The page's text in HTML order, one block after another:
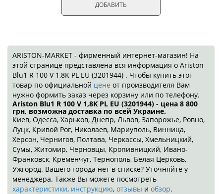
ДОБАВИТЬ
ARISTON-MARKET - фирменный интернет-магазин! На
этой странице представлена вся информация о Ariston
Blu1 R 100 V 1,8K PL EU (3201944) . Чтобы купить этот
товар по официальной цене от производителя Вам
нужно формить заказ через корзину или по телефону.
Ariston Blu1 R 100 V 1,8K PL EU (3201944) - цена 8 800
грн, возможна доставка по всей Украине.
Киев, Одесса, Харьков, Днепр, Львов, Запорожье, Ровно,
Луцк, Кривой Рог, Николаев, Мариуполь, Винница,
Херсон, Чернигов, Полтава, Черкассы, Хмельницкий,
Сумы, Житомир, Черновцы, Кропивницкий, Ивано-
Франковск, Кременчуг, Тернополь, Белая Церковь,
Ужгород. Вашего города нет в списке? Уточняйте у
менеджера. Также Вы можете посмотреть
характеристики, инструкцию, отзывы и обзор.